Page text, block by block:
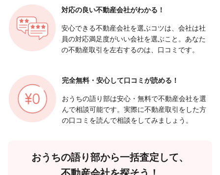
対応の良い不動産会社がわかる！
安心できる不動産会社を選ぶコツは、会社は社
員の対応満足度がいい会社を選ぶこと。あなた
の不動産取引を左右するのは、口コミです。
完全無料・安心して口コミが読める！
おうちの語り部は安心・無料で不動産会社を選
んで相談可能です。実際に不動産取引をした方
の口コミを読んで相談をしてみましょう。
おうちの語り部から一括査定して、